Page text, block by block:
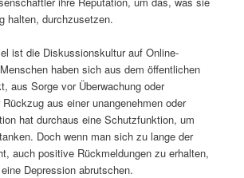
halten, durchzusetzen.
ist die Diskussionskultur auf Online-
haben sich aus dem öffentlichen
aus Sorge vor Überwachung oder
aus einer unangenehmen oder
hat durchaus eine Schutzfunktion, um
Doch wenn man sich zu lange der
auch positive Rückmeldungen zu erhalten,
Depression abrutschen.